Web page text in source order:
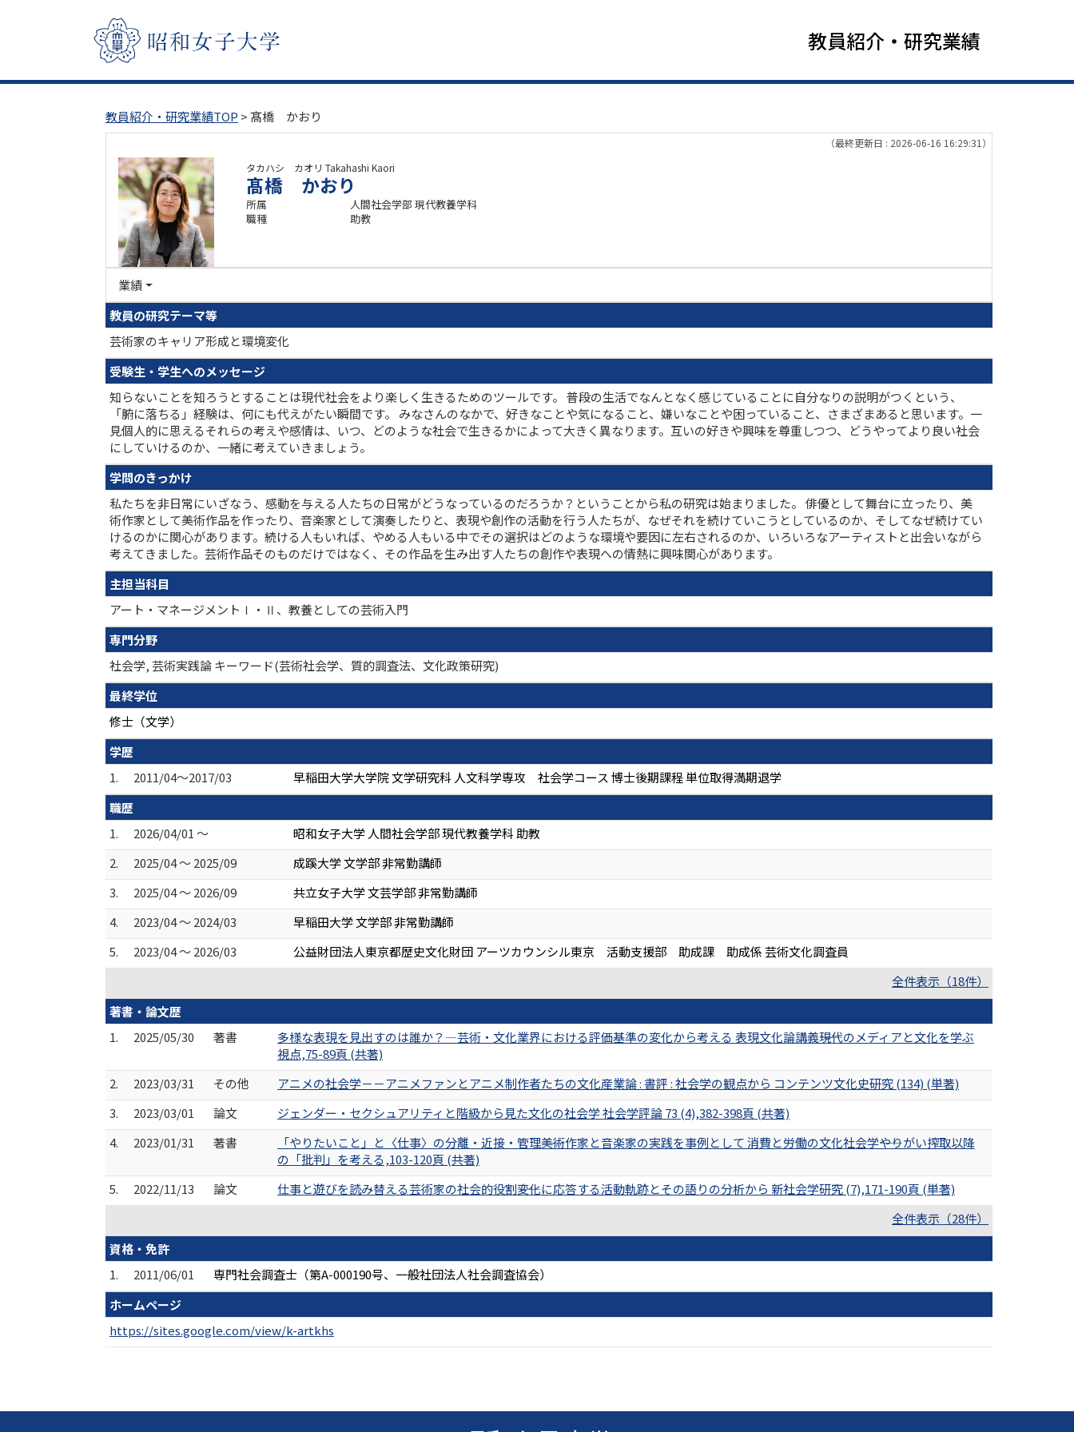
教員紹介・研究業績
教員紹介・研究業績TOP > 髙橋 かおり
（最終更新日 : 2026-06-16 16:29:31）
タカハシ カオリ Takahashi Kaori
髙橋 かおり
所属
人間社会学部 現代教養学科
職種
助教
業績
教員の研究テーマ等
芸術家のキャリア形成と環境変化
受験生・学生へのメッセージ
知らないことを知ろうとすることは現代社会をより楽しく生きるためのツールです。 普段の生活でなんとなく感じていることに自分なりの説明がつくという、
「腑に落ちる」経験は、何にも代えがたい瞬間です。 みなさんのなかで、好きなことや気になること、嫌いなことや困っていること、さまざまあると思います。一
見個人的に思えるそれらの考えや感情は、いつ、どのような社会で生きるかによって大きく異なります。互いの好きや興味を尊重しつつ、どうやってより良い社会
にしていけるのか、一緒に考えていきましょう。
学問のきっかけ
私たちを非日常にいざなう、感動を与える人たちの日常がどうなっているのだろうか？ということから私の研究は始まりました。 俳優として舞台に立ったり、美
術作家として美術作品を作ったり、音楽家として演奏したりと、表現や創作の活動を行う人たちが、なぜそれを続けていこうとしているのか、そしてなぜ続けてい
けるのかに関心があります。続ける人もいれば、やめる人もいる中でその選択はどのような環境や要因に左右されるのか、いろいろなアーティストと出会いながら
考えてきました。芸術作品そのものだけではなく、その作品を生み出す人たちの創作や表現への情熱に興味関心があります。
主担当科目
アート・マネージメントⅠ・Ⅱ、教養としての芸術入門
専門分野
社会学, 芸術実践論 キーワード(芸術社会学、質的調査法、文化政策研究)
最終学位
修士（文学）
学歴
1.
2011/04～2017/03
早稲田大学大学院 文学研究科 人文科学専攻 社会学コース 博士後期課程 単位取得満期退学
職歴
1.
2026/04/01 ～
昭和女子大学 人間社会学部 現代教養学科 助教
2.
2025/04 ～ 2025/09
成蹊大学 文学部 非常勤講師
3.
2025/04 ～ 2026/09
共立女子大学 文芸学部 非常勤講師
4.
2023/04 ～ 2024/03
早稲田大学 文学部 非常勤講師
5.
2023/04 ～ 2026/03
公益財団法人東京都歴史文化財団 アーツカウンシル東京 活動支援部 助成課 助成係 芸術文化調査員
全件表示（18件）
著書・論文歴
1.
2025/05/30 著書
多様な表現を見出すのは誰か？―芸術・文化業界における評価基準の変化から考える 表現文化論講義――現代のメディアと文化を学ぶ
視点,75-89頁 (共著)
2.
2023/03/31 その他
アニメの社会学－－アニメファンとアニメ制作者たちの文化産業論 : 書評 : 社会学の観点から コンテンツ文化史研究 (134) (単著)
3.
2023/03/01 論文
ジェンダー・セクシュアリティと階級から見た文化の社会学 社会学評論 73 (4),382-398頁 (共著)
4.
2023/01/31 著書
「やりたいこと」と〈仕事〉の分離・近接・管理――美術作家と音楽家の実践を事例として 消費と労働の文化社会学――やりがい搾取以降
の「批判」を考える,103-120頁 (共著)
5.
2022/11/13 論文
仕事と遊びを読み替える芸術家の社会的役割――変化に応答する活動軌跡とその語りの分析から 新社会学研究 (7),171-190頁 (単著)
全件表示（28件）
資格・免許
1.
2011/06/01
専門社会調査士（第A-000190号、一般社団法人社会調査協会）
ホームページ
https://sites.google.com/view/k-artkhs